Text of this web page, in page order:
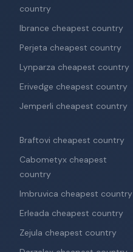
country
Ibrance cheapest country
Perjeta cheapest country
Lynparza cheapest country
Erivedge cheapest country
Jemperli cheapest country
Braftovi cheapest country
Cabometyx cheapest
country
Imbruvica cheapest country
Erleada cheapest country
Zejula cheapest country